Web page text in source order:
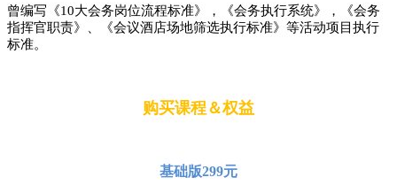
曾编写《10大会务岗位流程标准》，《会务执行系统》，《会务
指挥官职责》、《会议酒店场地筛选执行标准》等活动项目执行
标准。
购买课程＆权益
基础版299元